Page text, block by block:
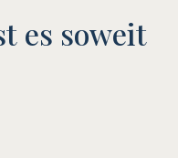
es soweit